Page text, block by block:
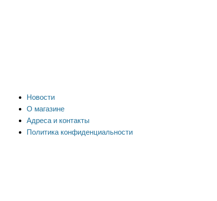
Новости
О магазине
Адреса и контакты
Политика конфиденциальности